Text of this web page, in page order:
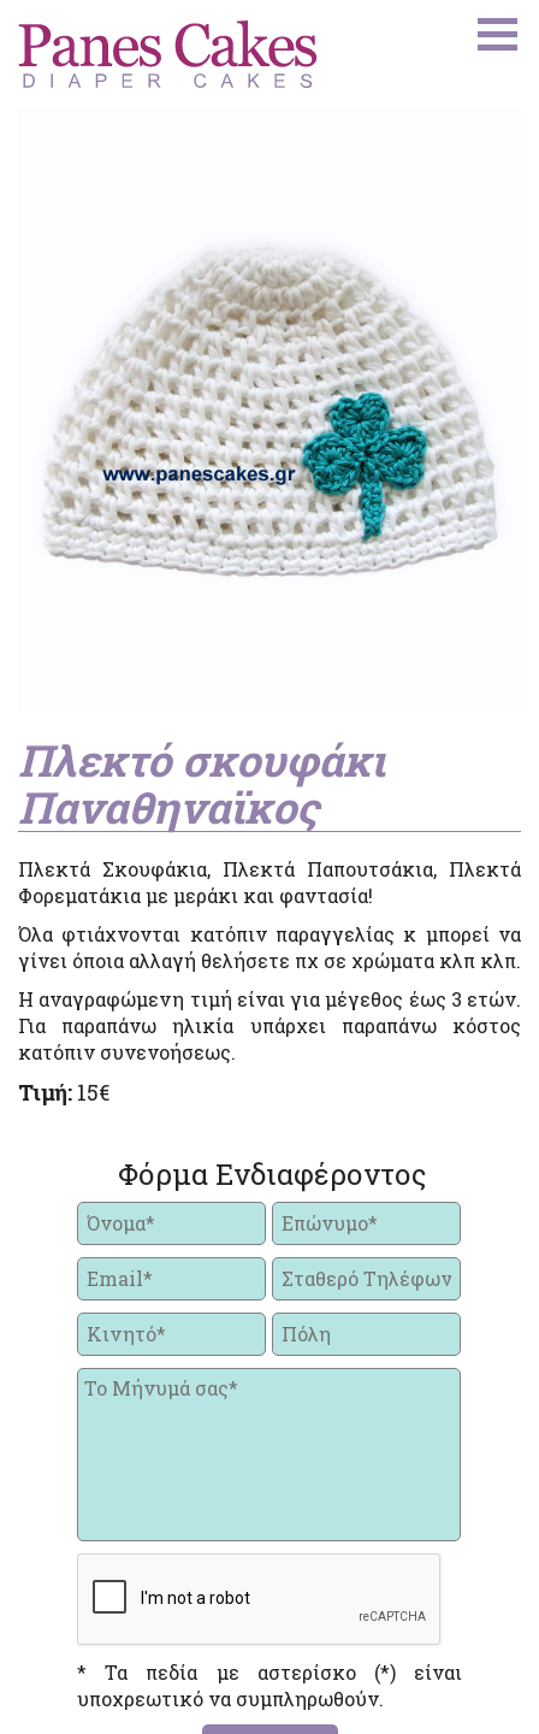
Πλεκτό σκουφάκι
Παναθηναϊκος
Πλεκτά Σκουφάκια, Πλεκτά Παπουτσάκια, Πλεκτά
Φορεματάκια με μεράκι και φαντασία!
Όλα φτιάχνονται κατόπιν παραγγελίας κ μπορεί να
γίνει όποια αλλαγή θελήσετε πχ σε χρώματα κλπ κλπ.
Η αναγραφώμενη τιμή είναι για μέγεθος έως 3 ετών.
Για παραπάνω ηλικία υπάρχει παραπάνω κόστος
κατόπιν συνενοήσεως.
Τιμή: 15€
Φόρμα Ενδιαφέροντος
* Τα πεδία με αστερίσκο (*) είναι
υποχρεωτικό να συμπληρωθούν.